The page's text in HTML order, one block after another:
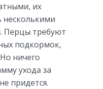
их
Перцы требуют
подкормок,
ничего
ухода за
придется.